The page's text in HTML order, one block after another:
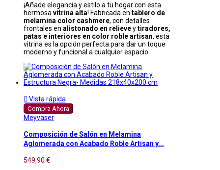
¡Añade elegancia y estilo a tu hogar con esta
hermosa vitrina alta! Fabricada en tablero de
melamina color cashmere, con detalles
frontales en alistonado en relieveytiradores,
patas e interiores en color roble artisan, esta
vitrina es la opción perfecta para dar un toque
moderno y funcional a cualquier espacio.
 Vista rápida
Compra Ahora
Meyvaser
Composición de Salón en Melamina
Aglomerada con Acabado Roble Artisan y...
549,90 €